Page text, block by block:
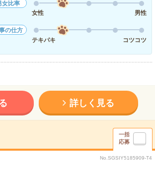
女比率
女性
男性
の仕方
テキパキ
コツコツ
詳しく見る
一括
応募
No.SGSIY5185909-T4